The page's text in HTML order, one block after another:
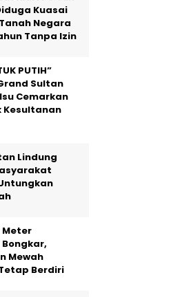
Kuasai
Negara
Tanpa Izin
PUTIH”
Sultan
Cemarkan
Kesultanan
Lindung
Meter
Mewah
Berdiri